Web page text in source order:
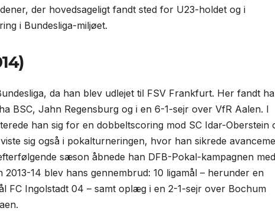
der hoved­sageligt fandt sted for U23-holdet og i
i Bundesliga-miljøet.
da han blev udlejet til FSV Frankfurt. Her fandt
BSC, Jahn Regensburg og i en 6-1-sejr over VfR Aalen. I
han sig for en dobbelt­scoring mod SC Idar-Oberstein
sig også i pokal­turneringen, hvor han sikrede
sæson åbnede han DFB-Pokal-kampagnen
14 blev hans gennembrud: 10 ligamål – herunder en
FC Ingolstadt 04 – samt oplæg i en 2-1-sejr over Bochum